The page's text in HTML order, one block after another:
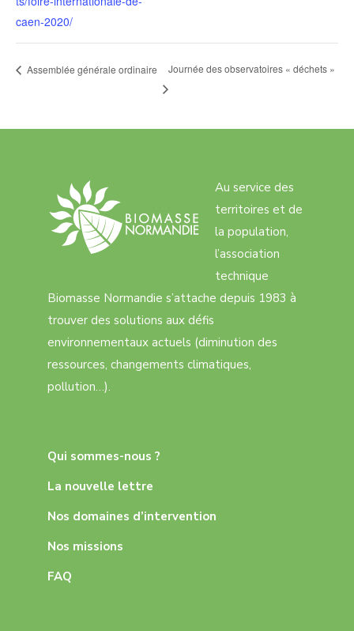
caen-2020/
Assemblée générale ordinaire Journée des observatoires « déchets »
Au service des
territoires et de
la population,
l’association
technique
Biomasse Normandie s’attache depuis 1983 à
trouver des solutions aux défis
environnementaux actuels (diminution des
ressources, changements climatiques,
pollution…).
Qui sommes-nous ?
La nouvelle lettre
Nos domaines d’intervention
Nos missions
FAQ